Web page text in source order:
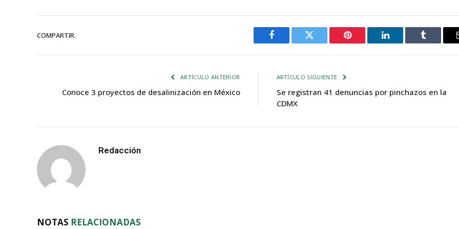
COMPARTIR.
Facebook Twitter Pinterest LinkedIn Tumblr
ARTÍCULO ANTERIOR
Conoce 3 proyectos de desalinización en México
ARTÍCULO SIGUIENTE
Se registran 41 denuncias por pinchazos en la
CDMX
Redacción
NOTAS RELACIONADAS